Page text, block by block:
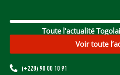
Toute l’actualité
Voir toute
(+228) 90 00 10 91